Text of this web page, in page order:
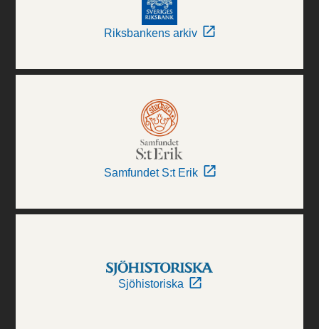
Riksbankens arkiv
Samfundet S:t Erik
Sjöhistoriska